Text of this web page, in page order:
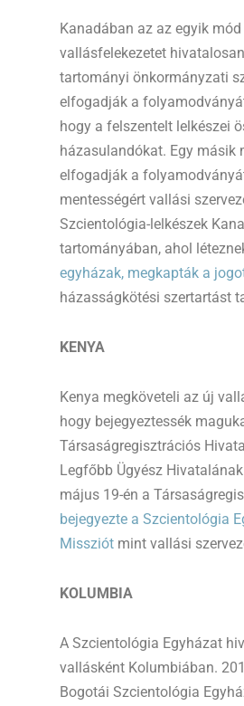
Kanadában az az egyik
vallásfelekezetet
tartományi önkormányzati
elfogadják a
hogy a felszentelt lelkészei
házasulandókat. Egy másik
elfogadják a
mentességért vallási
Szcientológia-lelkészek
tartományában, ahol
egyházak, megkapták a
házasságkötési szertartást
KENYA
Kenya megköveteli az új
hogy bejegyeztessék
Társaságregisztrációs
Legfőbb Ügyész
május 19-én a
bejegyezte a Szcientológia
Missziót mint vallási
KOLUMBIA
A Szcientológia Egyházat
vallásként Kolumbiában.
Bogotái Szcientológia